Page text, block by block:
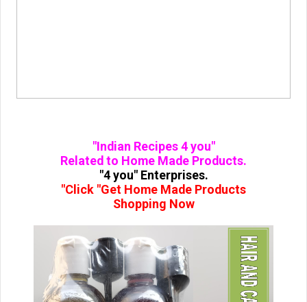
"Indian Recipes 4 you"
Related to Home Made Products.
"4 you" Enterprises.
"Click "Get Home Made Products
Shopping Now